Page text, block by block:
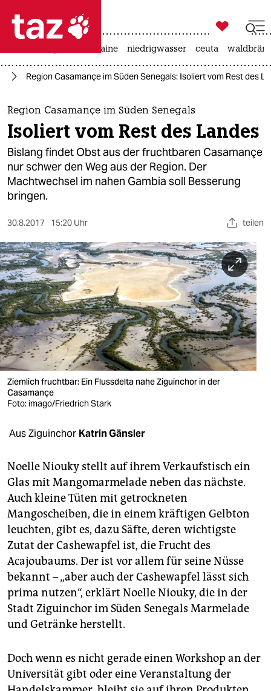
 taz zahl ich
taz zahl ich
themen
politik
öko
gesellschaft
kultur
sport
berlin
nord
wahrheit
verlag
verlag
veranstaltungen
unterstützen
abo
genossenschaft
epaper login

taz zahl ich
krieg in der ukraine niedrigwasser ceuta
Region Casamançe im Süden Senegals: Isoliert vom Rest des
Region Casamançe im Süden Senegals
Isoliert vom Rest des Landes
Bislang findet Obst aus der fruchtbaren Casamançe
nur schwer den Weg aus der Region. Der
Machtwechsel im nahen Gambia soll Besserung
bringen.
30.8.2017 15:20 Uhr teilen
Ziemlich fruchtbar: Ein Flussdelta nahe Ziguinchor in der
Casamançe
Foto: imago/Friedrich Stark
Aus Ziguinchor Katrin Gänsler
Noelle Niouky stellt auf ihrem Verkaufstisch ein
Glas mit Mangomarmelade neben das nächste.
Auch kleine Tüten mit getrockneten
Mangoscheiben, die in einem kräftigen Gelbton
leuchten, gibt es, dazu Säfte, deren wichtigste
Zutat der Cashew­apfel ist, die Frucht des
Acajoubaums. Der ist vor allem für seine Nüsse
bekannt – „aber auch der Cashewapfel lässt sich
prima nutzen“, erklärt Noelle Niouky, die in der
Stadt Ziguinchor im Süden Senegals Marmelade
und Getränke herstellt.
Doch wenn es nicht gerade einen Workshop an der
Universität gibt oder eine Veranstaltung der